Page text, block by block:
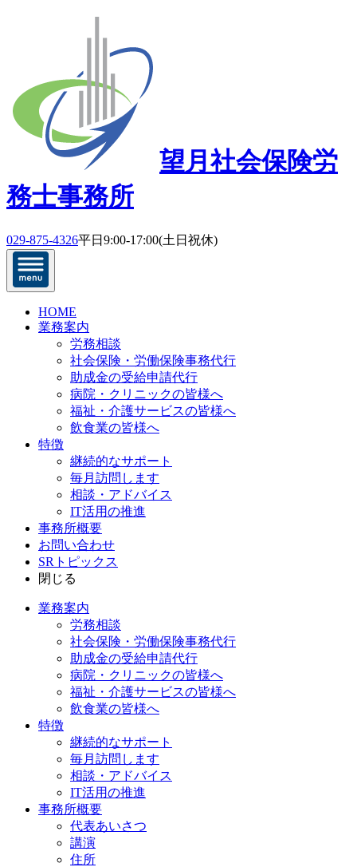
望月社会保険労
務士事務所
029-875-4326平日9:00-17:00(土日祝休)
HOME
業務案内
労務相談
社会保険・労働保険事務代行
助成金の受給申請代行
病院・クリニックの皆様へ
福祉・介護サービスの皆様へ
飲食業の皆様へ
特徴
継続的なサポート
毎月訪問します
相談・アドバイス
IT活用の推進
事務所概要
お問い合わせ
SRトピックス
閉じる
業務案内
労務相談
社会保険・労働保険事務代行
助成金の受給申請代行
病院・クリニックの皆様へ
福祉・介護サービスの皆様へ
飲食業の皆様へ
特徴
継続的なサポート
毎月訪問します
相談・アドバイス
IT活用の推進
事務所概要
代表あいさつ
講演
住所